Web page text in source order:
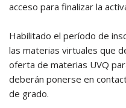
acceso para finalizar la
Habilitado el período de
las materias virtuales que
oferta de materias UVQ
deberán ponerse en
de grado.